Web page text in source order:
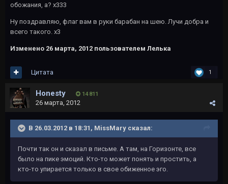
обожания, а? х333
Ну поздравляю, флаг вам в руки барабан на шею. Лучи добра и
всего такого. х3
Изменено 26 марта, 2012 пользователем Лелька
1
Цитата
Honesty 14 811
26 марта, 2012
В 26.03.2012 в 18:31, MissMary сказал:
Почти так он и сказал в письме. А там, на Горизонте, все
было на пике эмоций. Кто-то может понять и простить, а
кто-то упирается только в свое обиженное эго.